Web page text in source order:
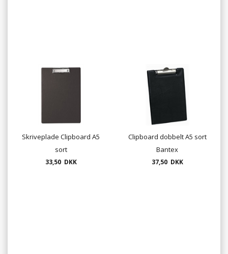
Skriveplade Clipboard A5
sort
33,50 DKK
Clipboard dobbelt A5 sort
Bantex
37,50 DKK